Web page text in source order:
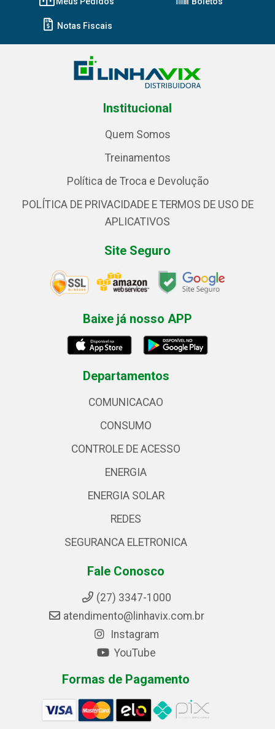
Notas Fiscais
Institucional
Quem Somos
Treinamentos
Política de Troca e Devolução
POLÍTICA DE PRIVACIDADE E TERMOS DE USO DE
APLICATIVOS
Site Seguro
Baixe já nosso APP
Departamentos
COMUNICACAO
CONSUMO
CONTROLE DE ACESSO
ENERGIA
ENERGIA SOLAR
REDES
SEGURANCA ELETRONICA
Fale Conosco
(27) 3347-1000
atendimento@linhavix.com.br
Instagram
YouTube
Formas de Pagamento